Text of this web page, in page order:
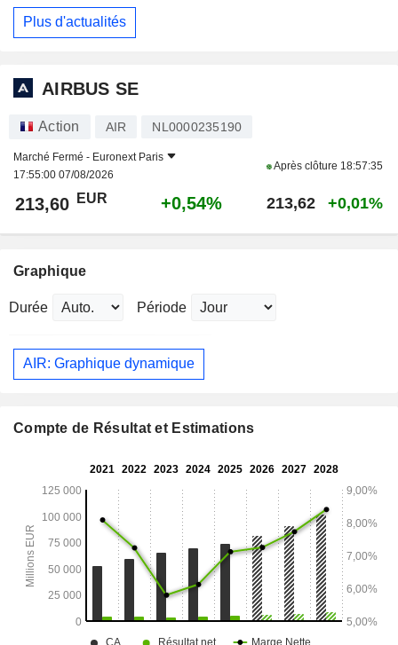
Plus d'actualités
AIRBUS SE
Action AIR NL0000235190
Marché Fermé - Euronext Paris
17:55:00 07/08/2026
Après clôture 18:57:35
213,60 EUR +0,54% 213,62 +0,01%
Graphique
Durée Période
AIR: Graphique dynamique
Compte de Résultat et Estimations